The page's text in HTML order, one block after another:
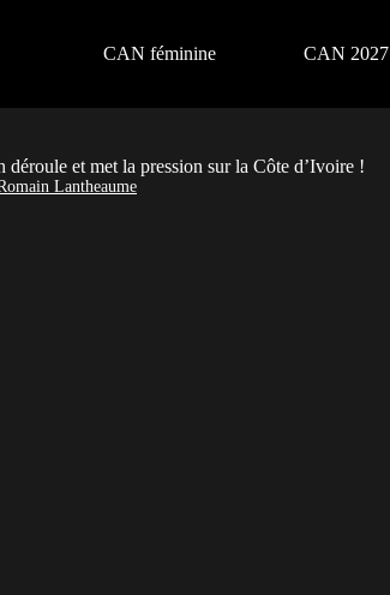
CAN féminine CAN 2027
et met la pression sur la Côte d’Ivoire !
Lantheaume